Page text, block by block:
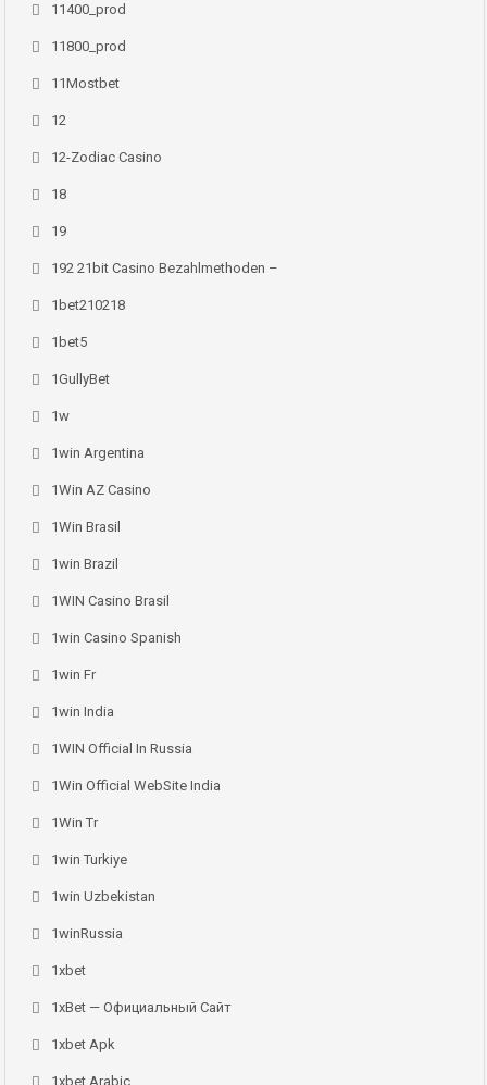
11400_prod
11800_prod
11Mostbet
12
12-Zodiac Casino
18
19
192 21bit Casino Bezahlmethoden –
1bet210218
1bet5
1GullyBet
1w
1win Argentina
1Win AZ Casino
1Win Brasil
1win Brazil
1WIN Casino Brasil
1win Casino Spanish
1win Fr
1win India
1WIN Official In Russia
1Win Official WebSite India
1Win Tr
1win Turkiye
1win Uzbekistan
1winRussia
1xbet
1xBet — Официальный Сайт
1xbet Apk
1xbet Arabic